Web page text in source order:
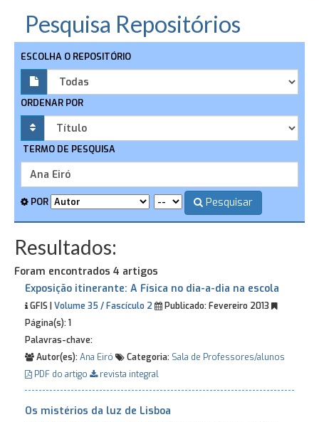
Pesquisa Repositórios
ESCOLHA O REPOSITÓRIO
ORDENAR POR
TERMO DE PESQUISA
POR Pesquisar
Resultados:
Foram encontrados 4 artigos
Exposição itinerante: A Física no dia-a-dia na escola
GFIS | Volume 35 / Fascículo 2 Publicado:Fevereiro 2013
Página(s):1
Palavras-chave:
Autor(es):Ana Eiró Categoria: Sala de Professores/alunos
PDF do artigo
revista integral
Os mistérios da luz de Lisboa